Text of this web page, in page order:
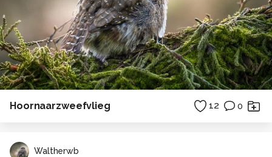
Hoornaarzweefvlieg 12 0
Waltherwb